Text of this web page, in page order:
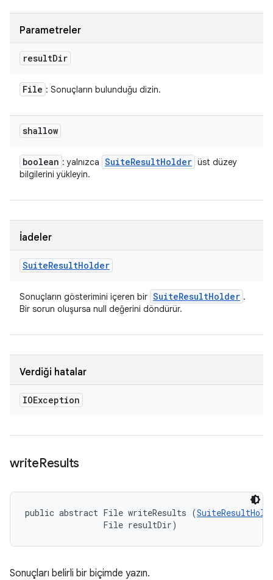
Parametreler
resultDir
File : Sonuçların bulunduğu dizin.
shallow
boolean : yalnızca SuiteResultHolder üst düzey
bilgilerini yükleyin.
İadeler
SuiteResultHolder
Sonuçların gösterimini içeren bir SuiteResultHolder .
Bir sorun oluşursa null değerini döndürür.
Verdiği hatalar
IOException
writeResults
public abstract File writeResults (
                File resultDir)
Sonuçları belirli bir biçimde yazın.